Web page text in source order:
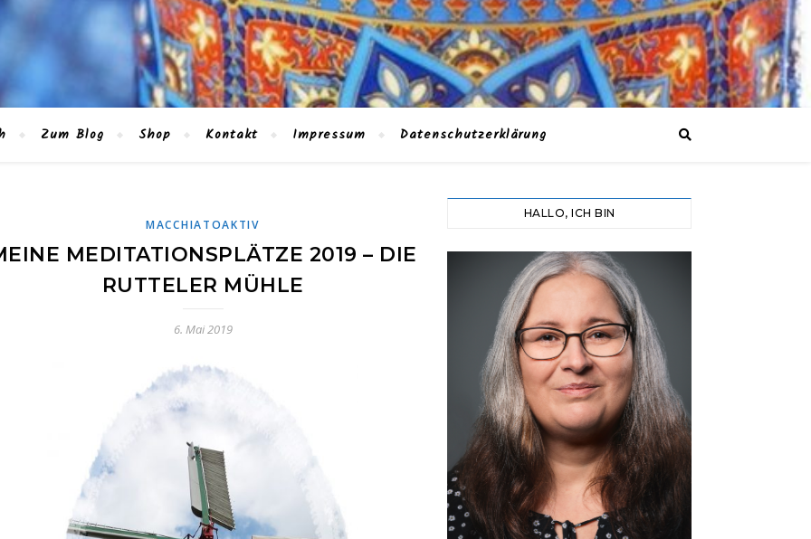
Zum Blog Shop Kontakt Impressum Datenschutzerklärung
MACCHIATOAKTIV
MEDITATIONSPLÄTZE 2019 – DIE
RUTTELER MÜHLE
6. Mai 2019
HALLO, ICH BIN